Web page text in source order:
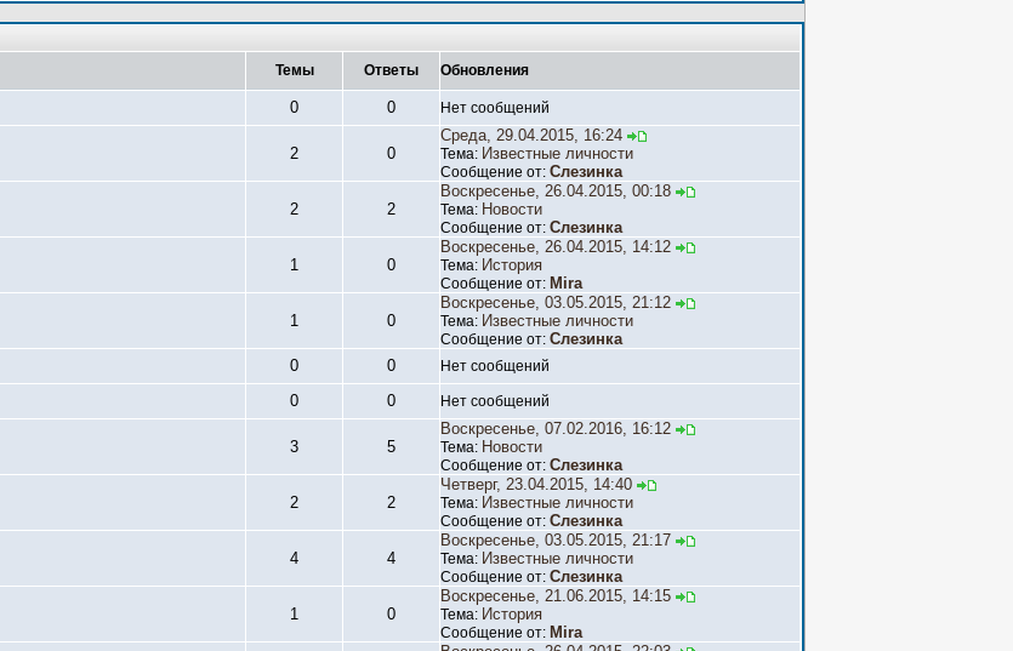
Темы Ответы Обновления
0 0 Нет сообщений
2 0
Среда, 29.04.2015, 16:24
Тема: Известные личности
Сообщение от: Слезинка
2 2
Воскресенье, 26.04.2015, 00:18
Тема: Новости
Сообщение от: Слезинка
1 0
Воскресенье, 26.04.2015, 14:12
Тема: История
Сообщение от: Mira
1 0
Воскресенье, 03.05.2015, 21:12
Тема: Известные личности
Сообщение от: Слезинка
0 0 Нет сообщений
0 0 Нет сообщений
3 5
Воскресенье, 07.02.2016, 16:12
Тема: Новости
Сообщение от: Слезинка
2 2
Четверг, 23.04.2015, 14:40
Тема: Известные личности
Сообщение от: Слезинка
4 4
Воскресенье, 03.05.2015, 21:17
Тема: Известные личности
Сообщение от: Слезинка
1 0
Воскресенье, 21.06.2015, 14:15
Тема: История
Сообщение от: Mira